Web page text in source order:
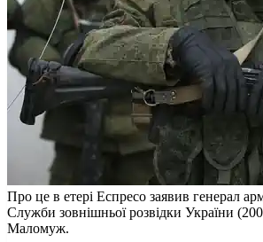
Про це в етері Еспресо заявив генерал
Служби зовнішньої розвідки України
Маломуж.